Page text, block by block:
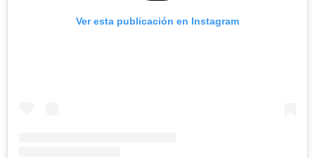
Ver esta publicación en Instagram